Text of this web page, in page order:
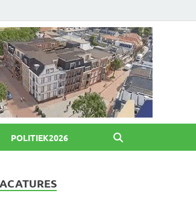
POLITIEK2026